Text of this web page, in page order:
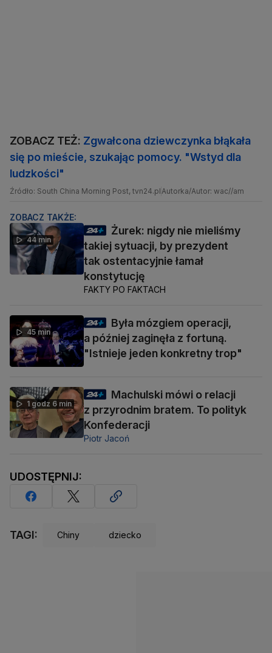
ZOBACZ TEŻ: Zgwałcona dziewczynka błąkała
się po mieście, szukając pomocy. "Wstyd dla
ludzkości"
Źródło: South China Morning Post, tvn24.plAutorka/Autor: wac//am
ZOBACZ TAKŻE:
44 min
Żurek: nigdy nie mieliśmy
takiej sytuacji, by prezydent
tak ostentacyjnie łamał
konstytucję
FAKTY PO FAKTACH
45 min
Była mózgiem operacji,
a później zaginęła z fortuną.
"Istnieje jeden konkretny trop"
1 godz 6 min
Machulski mówi o relacji
z przyrodnim bratem. To polityk
Konfederacji
Piotr Jacoń
UDOSTĘPNIJ:
TAGI: Chiny dziecko